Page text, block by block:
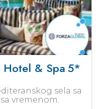
& Spa5*
sela sa
vremenom.